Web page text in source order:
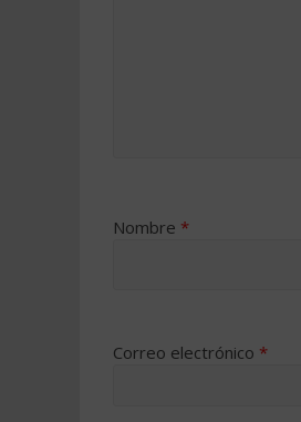
Nombre *
Correo electrónico *